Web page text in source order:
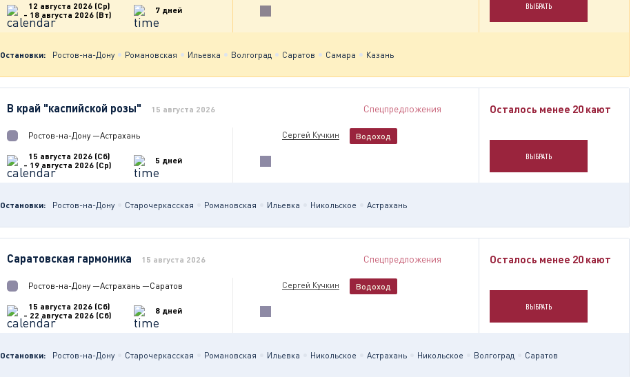
12 августа 2026 (Ср)
- 18 августа 2026 (Вт)
7 дней ВЫБРАТЬ
Остановки: Ростов-на-Дону Романовская Ильевка Волгоград Саратов Самара Казань
В край "каспийской розы" 15 августа 2026 Спецпредложения
Ростов-на-Дону —Астрахань
15 августа 2026 (Сб)
- 19 августа 2026 (Ср)
5 дней
Сергей Кучкин Водоход
Осталось менее 20 кают
ВЫБРАТЬ
Остановки: Ростов-на-Дону Старочеркасская Романовская Ильевка Никольское Астрахань
Саратовская гармоника 15 августа 2026 Спецпредложения
Ростов-на-Дону —Астрахань —Саратов
15 августа 2026 (Сб)
- 22 августа 2026 (Сб)
8 дней
Сергей Кучкин Водоход
Осталось менее 20 кают
ВЫБРАТЬ
Остановки: Ростов-на-Дону Старочеркасская Романовская Ильевка Никольское Астрахань Никольское Волгоград Саратов